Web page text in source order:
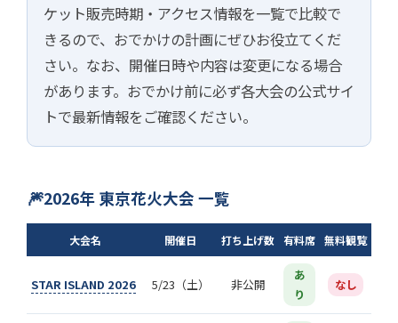
ケット販売時期・アクセス情報を一覧で比較で
きるので、おでかけの計画にぜひお役立てくだ
さい。なお、開催日時や内容は変更になる場合
があります。おでかけ前に必ず各大会の公式サイ
トで最新情報をご確認ください。
2026年 東京花火大会 一覧
大会名 開催日 打ち上げ数 有料席 無料観覧
STAR ISLAND 2026 5/23（土） 非公開
あ
り
なし